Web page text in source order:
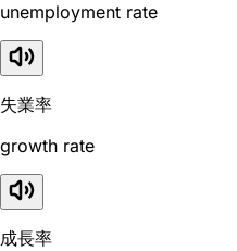
unemployment rate
失業率
growth rate
成長率